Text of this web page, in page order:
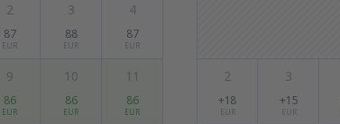
2
87
EUR
3
88
EUR
4
87
EUR
9
86
EUR
10
86
EUR
11
86
EUR
2
+18
EUR
3
+15
EUR